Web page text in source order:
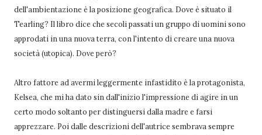
dell'ambientazione è la posizione geografica. Dove è situato il
Tearling? Il libro dice che secoli passati un gruppo di uomini sono
approdati in una nuova terra, con l'intento di creare una nuova
società (utopica). Dove però?
Altro fattore ad avermi leggermente infastidito è la protagonista,
Kelsea, che mi ha dato sin dall'inizio l'impressione di agire in un
certo modo soltanto per distinguersi dalla madre e farsi
apprezzare. Poi dalle descrizioni dell'autrice sembrava sempre